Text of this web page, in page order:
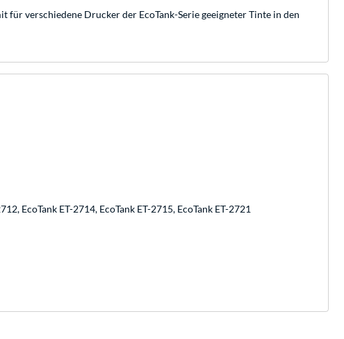
verschiedene Drucker der EcoTank-Serie geeigneter Tinte in den
EcoTank ET-2714, EcoTank ET-2715, EcoTank ET-2721